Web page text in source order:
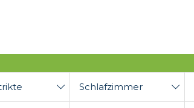
Schlafzimmer